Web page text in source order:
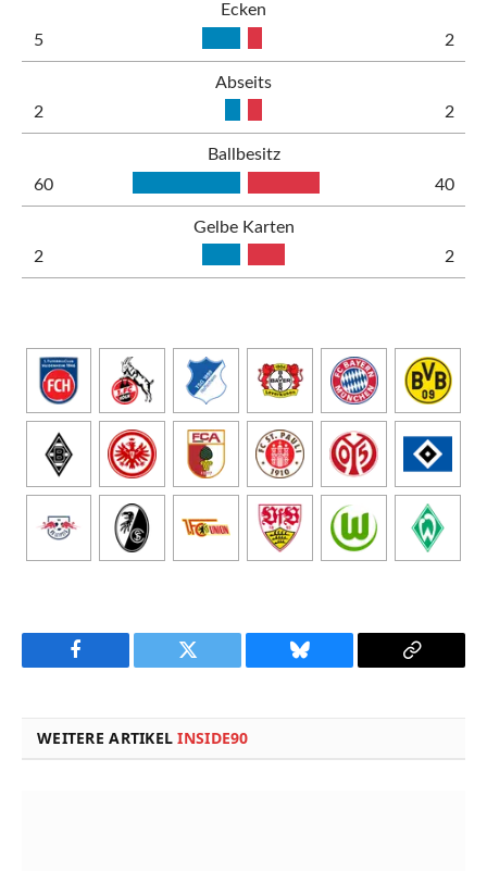
Ecken
5
2
Abseits
2
2
Ballbesitz
60
40
Gelbe Karten
2
2
Facebook Twitter Bluesky
Copy
WEITERE ARTIKELINSIDE90